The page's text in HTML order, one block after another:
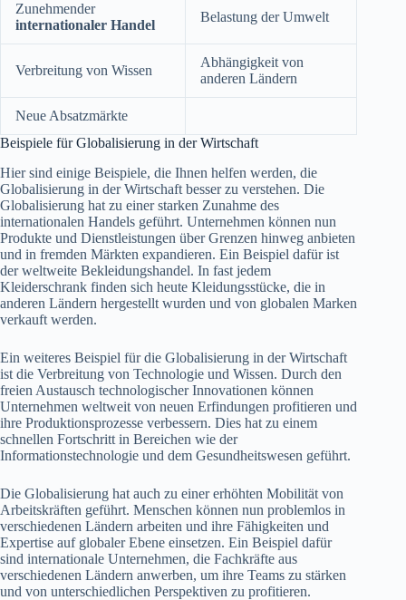
Zunehmender
internationaler Handel
Belastung der Umwelt
Verbreitung von Wissen
Abhängigkeit von
anderen Ländern
Neue Absatzmärkte
Beispiele für Globalisierung in der Wirtschaft
Hier sind einige Beispiele, die Ihnen helfen werden, die
Globalisierung in der Wirtschaft besser zu verstehen. Die
Globalisierung hat zu einer starken Zunahme des
internationalen Handels geführt. Unternehmen können nun
Produkte und Dienstleistungen über Grenzen hinweg anbieten
und in fremden Märkten expandieren. Ein Beispiel dafür ist
der weltweite Bekleidungshandel. In fast jedem
Kleiderschrank finden sich heute Kleidungsstücke, die in
anderen Ländern hergestellt wurden und von globalen Marken
verkauft werden.
Ein weiteres Beispiel für die Globalisierung in der Wirtschaft
ist die Verbreitung von Technologie und Wissen. Durch den
freien Austausch technologischer Innovationen können
Unternehmen weltweit von neuen Erfindungen profitieren und
ihre Produktionsprozesse verbessern. Dies hat zu einem
schnellen Fortschritt in Bereichen wie der
Informationstechnologie und dem Gesundheitswesen geführt.
Die Globalisierung hat auch zu einer erhöhten Mobilität von
Arbeitskräften geführt. Menschen können nun problemlos in
verschiedenen Ländern arbeiten und ihre Fähigkeiten und
Expertise auf globaler Ebene einsetzen. Ein Beispiel dafür
sind internationale Unternehmen, die Fachkräfte aus
verschiedenen Ländern anwerben, um ihre Teams zu stärken
und von unterschiedlichen Perspektiven zu profitieren.